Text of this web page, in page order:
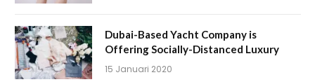
Dubai-Based Yacht Company is
Offering Socially-Distanced Luxury
15 Januari 2020